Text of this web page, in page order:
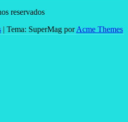
reservados
| Tema: SuperMag porAcme Themes